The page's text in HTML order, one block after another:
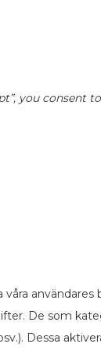
you consent
De som
Dessa